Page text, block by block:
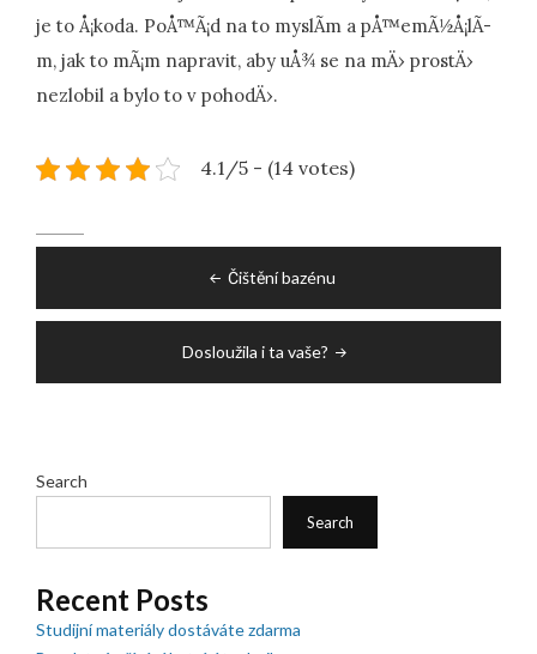
je to Å¡koda. PoÅ™Ã¡d na to myslÃ­m a pÅ™emÃ½Å¡lÃ­
m, jak to mÃ¡m napravit, aby uÅ¾ se na mÄ› prostÄ›
nezlobil a bylo to v pohodÄ›.
4.1/5 - (14 votes)
Čištění bazénu
Dosloužila i ta vaše?
Search
Search
Recent Posts
Studijní materiály dostáváte zdarma